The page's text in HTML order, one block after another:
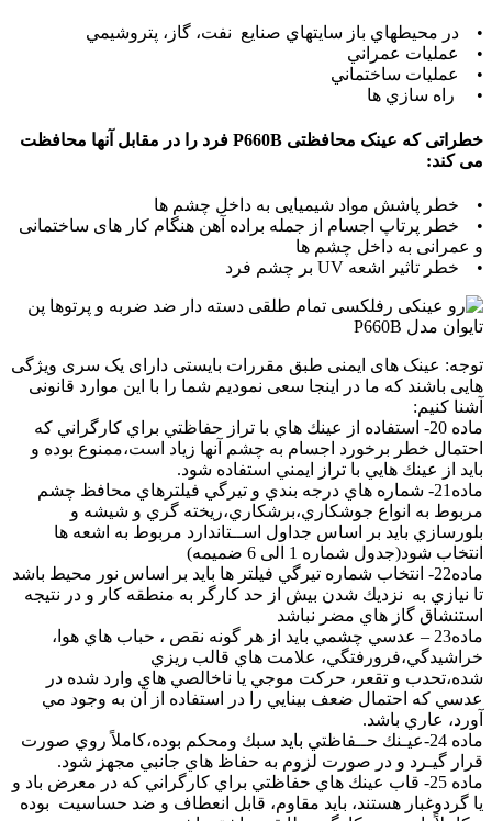
• در محيطهاي باز سايتهاي صنايع نفت، گاز، پتروشيمي
• عمليات عمراني
• عملیات ساختماني
• راه سازي ها
خطراتی که عینک محافظتی P660B فرد را در مقابل آنها محافظت
می کند:
• خطر پاشش مواد شیمیایی به داخل چشم ها
• خطر پرتاپ اجسام از جمله براده آهن هنگام کار های ساختمانی
و عمرانی به داخل چشم ها
• خطر تاثیر اشعه UV بر چشم فرد
توجه: عینک های ایمنی طبق مقررات بایستی دارای یک سری ویژگی
هایی باشند که ما در اینجا سعی نمودیم شما را با این موارد قانونی
آشنا کنیم:
ماده 20- استفاده از عينك هاي با تراز حفاظتي براي كارگراني كه
احتمال خطر برخورد اجسام به چشم آنها زياد است،ممنوع بوده و
بايد از عينك هايي با تراز ايمني استفاده شود.
ماده21- شماره هاي درجه بندي و تيرگي فيلترهاي محافظ چشم
مربوط به انواع جوشكاري،برشكاري،ريخته گري و شيشه و
بلورسازي بايد بر اساس جداول اســتاندارد مربوط به اشعه ها
انتخاب شود(جدول شماره 1 الی 6 ضمیمه)
ماده22- انتخاب شماره تيرگي فيلتر ها بايد بر اساس نور محيط باشد
تا نيازي به نزديك شدن بيش از حد كارگر به منطقه كار و در نتيجه
استنشاق گاز هاي مضر نباشد
ماده23 – عدسي چشمي بايد از هر گونه نقص ، حباب هاي هوا،
خراشيدگي،فرورفتگي، علامت هاي قالب ريزي
شده،تحدب و تقعر، حركت موجي يا ناخالصي هاي وارد شده در
عدسي كه احتمال ضعف بينايي را در استفاده از آن به وجود مي
آورد، عاري باشد.
ماده 24-عيـنك حــفاظتي بايد سبك ومحكم بوده،كاملاً روي صورت
قرار گيـرد و در صورت لزوم به حفاظ هاي جانبي مجهز شود.
ماده 25- قاب عينك هاي حفاظتي براي كارگراني كه در معرض باد و
يا گردوغبار هستند، بايد مقاوم، قابل انعطاف و ضد حساسيت بوده